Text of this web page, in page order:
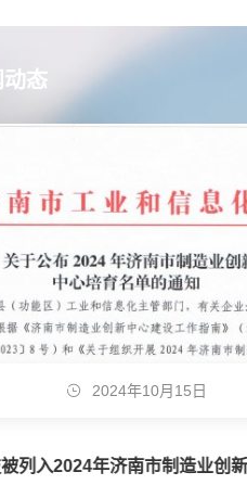
动态
10月15日
市制造业创新中心培育企